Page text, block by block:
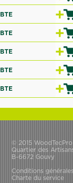
BTE
BTE
BTE
BTE
BTE
© 2015 WoodTecPro
Quartier des
B-6672 Gouvy
Conditions générales
Charte du service